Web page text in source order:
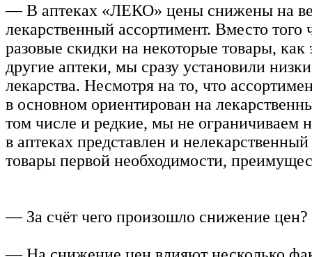
— В аптеках «ЛЕКО» цены снижены на
лекарственный ассортимент. Вместо того
разовые скидки на некоторые товары, как
другие аптеки, мы сразу установили
лекарства. Несмотря на то, что
в основном ориентирован на
том числе и редкие, мы не ограничиваем
в аптеках представлен и
товары первой необходимости,
— За счёт чего произошло снижение цен?